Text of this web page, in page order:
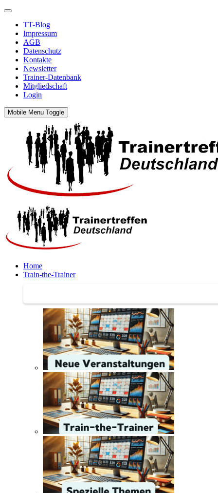
TT-Blog
Impressum
AGB
Datenschutz
Kontakte
Newsletter
Trainer-Datenbank
Mitgliedschaft
Login
Mobile Menu Toggle
Home
Train-the-Trainer